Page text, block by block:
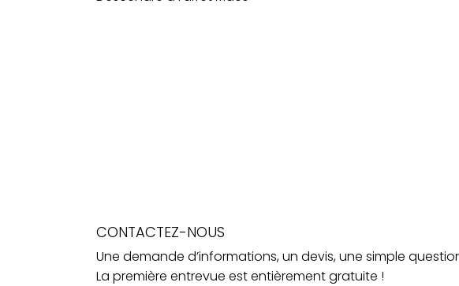
CONTACTEZ-NOUS
Une demande d’informations, un devis, une simple
La première entrevue est entièrement gratuite !